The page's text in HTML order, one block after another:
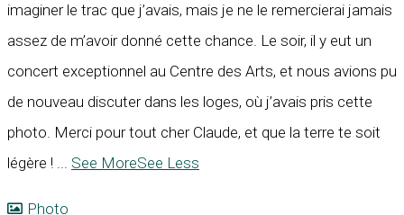
imaginer le trac que j’avais, mais je ne le remercierai jamais
assez de m’avoir donné cette chance. Le soir, il y eut un
concert exceptionnel au Centre des Arts, et nous avions pu
de nouveau discuter dans les loges, où j’avais pris cette
photo. Merci pour tout cher Claude, et que la terre te soit
légère ! ... See MoreSee Less
Photo